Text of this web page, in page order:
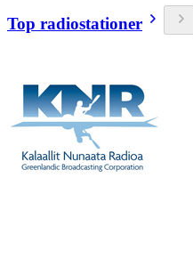
Top radiostationer